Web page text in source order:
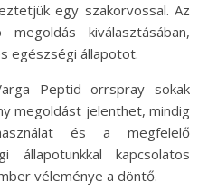
egy szakorvossal. Az
kiválasztásában,
egészségi állapotot.
Peptid orrspray sokak
megoldást jelenthet, mindig
és a megfelelő
állapotunkkal kapcsolatos
véleménye a döntő.